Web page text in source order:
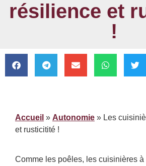
résilience et
!
Accueil » Autonomie » Les
et rusticitité !
Comme les poêles, les cuisinières